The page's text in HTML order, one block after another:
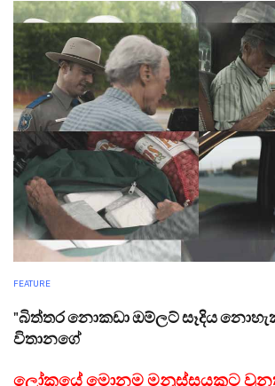
FEATURE
"බිත්තර නොකඩා ඔම්ලට් සෑදිය
විතානගේ
ලෝකයේ මොනම මනුස්සයකුට